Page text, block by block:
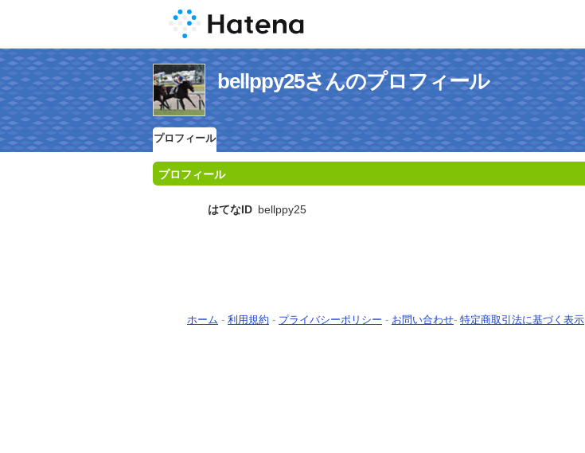
bellppy25さんのプロフィール
プロフィール
プロフィール
はてなID bellppy25
ホーム - 利用規約 - プライバシーポリシー - お問い合わせ- 特定商取引法に基づく表示